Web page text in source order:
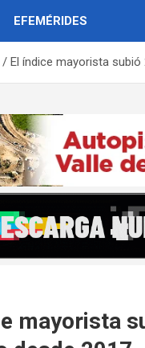
EFEMÉRIDES
El índice mayorista
mayorista